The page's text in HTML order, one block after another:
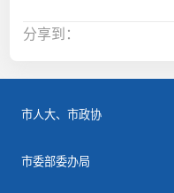
分享到：
市人大、市政协
市委部委办局